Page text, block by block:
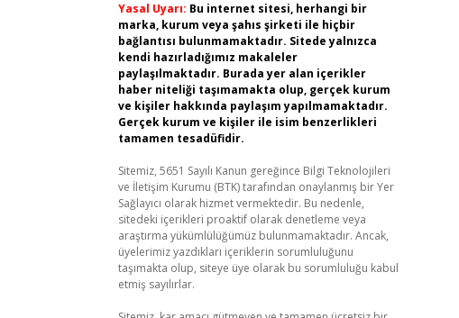
Yasal Uyarı: Bu internet sitesi, herhangi bir
marka, kurum veya şahıs şirketi ile hiçbir
bağlantısı bulunmamaktadır. Sitede yalnızca
kendi hazırladığımız makaleler
paylaşılmaktadır. Burada yer alan içerikler
haber niteliği taşımamakta olup, gerçek kurum
ve kişiler hakkında paylaşım yapılmamaktadır.
Gerçek kurum ve kişiler ile isim benzerlikleri
tamamen tesadüfidir.
Sitemiz, 5651 Sayılı Kanun gereğince Bilgi Teknolojileri
ve İletişim Kurumu (BTK) tarafından onaylanmış bir Yer
Sağlayıcı olarak hizmet vermektedir. Bu nedenle,
sitedeki içerikleri proaktif olarak denetleme veya
araştırma yükümlülüğümüz bulunmamaktadır. Ancak,
üyelerimiz yazdıkları içeriklerin sorumluluğunu
taşımakta olup, siteye üye olarak bu sorumluluğu kabul
etmiş sayılırlar.